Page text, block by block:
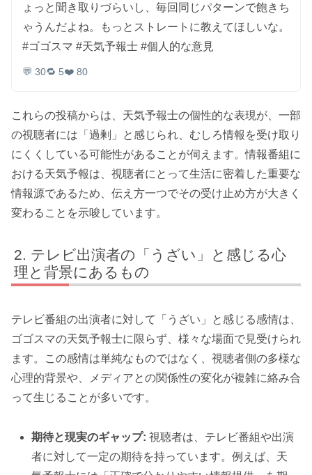
ょっと聞き取りづらいし、毎回同じパターンで飽きち
ゃうんだよね。もっとストレートに教えてほしいな。
#ゴゴスマ #天気予報士 #個人的な意見
💬 30🔁 5❤️ 80
これらの投稿からは、天気予報士の個性的な表現が、一部
の視聴者には「過剰」と感じられ、むしろ情報を受け取り
にくくしている可能性があることが伺えます。情報番組に
おける天気予報は、視聴者にとって生活に密着した重要な
情報源であるため、伝え方一つでその受け止め方が大きく
変わることを示唆しています。
テレビ出演者の「うざい」と感じる心
理と背景にあるもの
テレビ番組の出演者に対して「うざい」と感じる感情は、
ゴゴスマの天気予報士に限らず、様々な場面で見受けられ
ます。この感情は単純なものではなく、視聴者側の多様な
心理的背景や、メディアとの関係性の変化が複雑に絡み合
って生じることが多いです。
期待と現実のギャップ: 視聴者は、テレビ番組や出演
者に対して一定の期待を持っています。例えば、天